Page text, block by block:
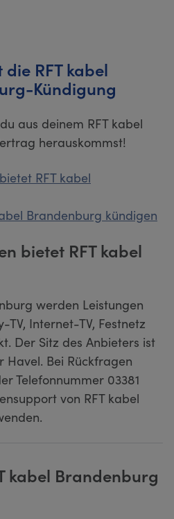
RFT kabel
Kündigung
aus deinem RFT kabel
herauskommst!
RFT kabel
Brandenburg kündigen
bietet RFT kabel
werden Leistungen
TV, Internet-TV, Festnetz
Der Sitz des Anbieters ist
Bei Rückfragen
Telefonnummer 03381
von RFT kabel
kabel Brandenburg